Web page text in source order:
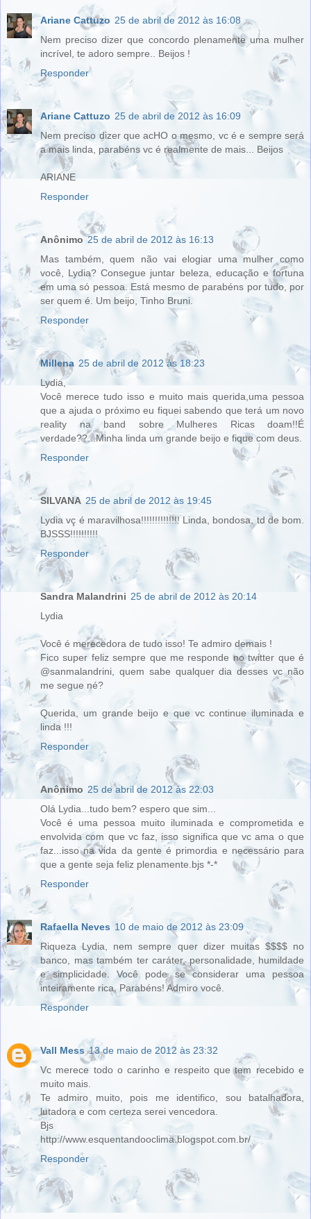
Ariane Cattuzo 25 de abril de 2012 às 16:08
Nem preciso dizer que concordo plenamente uma mulher
incrível, te adoro sempre.. Beijos !
Responder
Ariane Cattuzo 25 de abril de 2012 às 16:09
Nem preciso dizer que acHO o mesmo, vc é e sempre será
a mais linda, parabéns vc é realmente de mais... Beijos
ARIANE
Responder
Anônimo 25 de abril de 2012 às 16:13
Mas também, quem não vai elogiar uma mulher como
você, Lydia? Consegue juntar beleza, educação e fortuna
em uma só pessoa. Está mesmo de parabéns por tudo, por
ser quem é. Um beijo, Tinho Bruni.
Responder
Millena 25 de abril de 2012 às 18:23
Lydia,
Você merece tudo isso e muito mais querida,uma pessoa
que a ajuda o próximo eu fiquei sabendo que terá um novo
reality na band sobre Mulheres Ricas doam!!É
verdade??...Minha linda um grande beijo e fique com deus.
Responder
SILVANA 25 de abril de 2012 às 19:45
Lydia vç é maravilhosa!!!!!!!!!!!!!! Linda, bondosa, td de bom.
BJSSS!!!!!!!!!!
Responder
Sandra Malandrini 25 de abril de 2012 às 20:14
Lydia
Você é merecedora de tudo isso! Te admiro demais !
Fico super feliz sempre que me responde no twitter que é
@sanmalandrini, quem sabe qualquer dia desses vc não
me segue né?
Querida, um grande beijo e que vc continue iluminada e
linda !!!
Responder
Anônimo 25 de abril de 2012 às 22:03
Olá Lydia...tudo bem? espero que sim...
Você é uma pessoa muito iluminada e comprometida e
envolvida com que vc faz, isso significa que vc ama o que
faz...isso na vida da gente é primordia e necessário para
que a gente seja feliz plenamente.bjs *-*
Responder
Rafaella Neves 10 de maio de 2012 às 23:09
Riqueza Lydia, nem sempre quer dizer muitas $$$$ no
banco, mas também ter caráter, personalidade, humildade
e simplicidade. Você pode se considerar uma pessoa
inteiramente rica. Parabéns! Admiro você.
Responder
Vall Mess 13 de maio de 2012 às 23:32
Vc merece todo o carinho e respeito que tem recebido e
muito mais.
Te admiro muito, pois me identifico, sou batalhadora,
lutadora e com certeza serei vencedora.
Bjs
http://www.esquentandooclima.blogspot.com.br/
Responder